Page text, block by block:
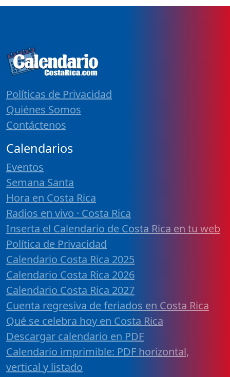
Políticas de Privacidad
Quiénes Somos
Contáctenos
Calendarios
Eventos
Semana Santa
Hora en Costa Rica
Radios en vivo · Costa Rica
Inserta el Calendario de Costa Rica en tu web
Política de Privacidad
Calendario Costa Rica 2025
Calendario Costa Rica 2026
Calendario Costa Rica 2027
Cuenta regresiva de feriados en Costa Rica
Qué se celebra hoy en Costa Rica
Descargar calendario en PDF
Calendario imprimible: PDF horizontal,
vertical y listado